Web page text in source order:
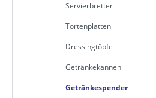
Servierbretter
Tortenplatten
Dressingtöpfe
Getränkekannen
Getränkespender